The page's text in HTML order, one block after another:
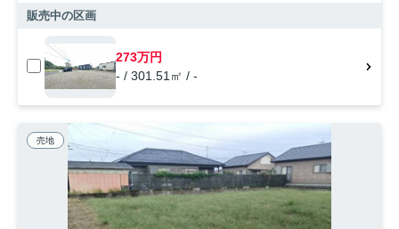
販売中の区画
273万円
- / 301.51㎡ / -
売地